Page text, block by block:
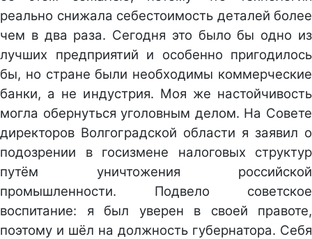
реально снижала себестоимость деталей более
чем в два раза. Сегодня это было бы одно из
лучших предприятий и особенно пригодилось
бы, но стране были необходимы коммерческие
банки, а не индустрия. Моя же настойчивость
могла обернуться уголовным делом. На Совете
директоров Волгоградской области я заявил о
подозрении в госизмене налоговых структур
путём уничтожения российской
промышленности. Подвело советское
воспитание: я был уверен в своей правоте,
поэтому и шёл на должность губернатора. Себя